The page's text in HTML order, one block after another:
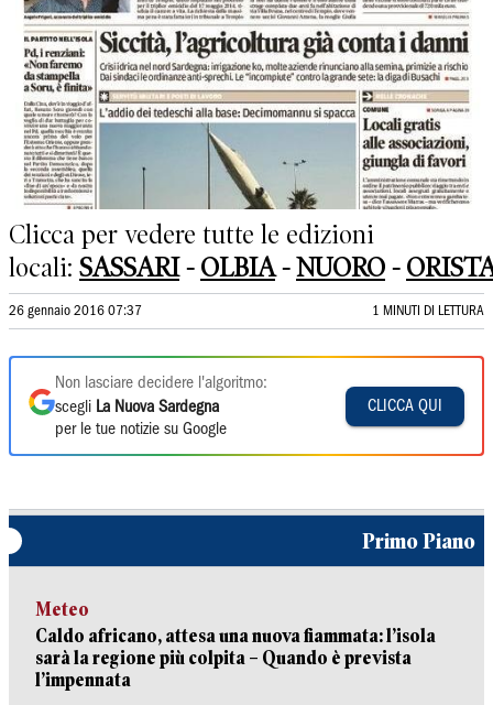
Clicca per vedere tutte le edizioni
locali: SASSARI- OLBIA-NUORO -
26 gennaio 2016 07:37 1 MINUTI DI LETTURA
Non lasciare decidere l'algoritmo:
scegli La Nuova Sardegna
per le tue notizie su Google
CLICCA QUI
Primo Piano
Meteo
Caldo africano, attesa una nuova fiammata: l’isola
sarà la regione più colpita – Quando è prevista
l’impennata